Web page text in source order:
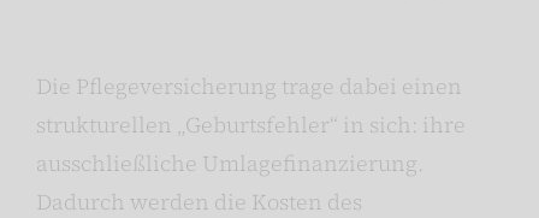
Die Pflegeversicherung trage dabei einen
strukturellen „Geburtsfehler“ in sich: ihre
ausschließliche Umlagefinanzierung.
Dadurch werden die Kosten des